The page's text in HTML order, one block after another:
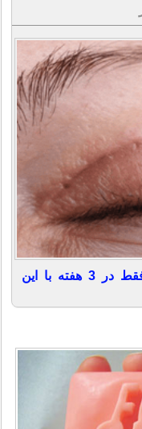
کاهش چشمگیر جای زخم و بخیه فقط در 3 هفته با این